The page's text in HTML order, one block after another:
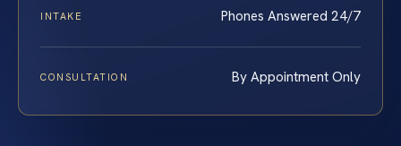
INTAKE Phones Answered 24/7
CONSULTATION By Appointment Only